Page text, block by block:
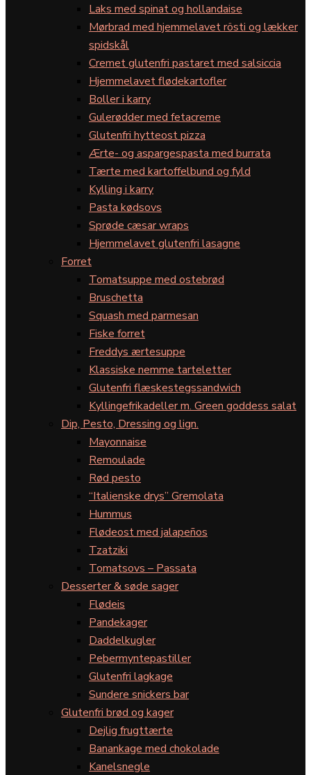
Laks med spinat og hollandaise
Mørbrad med hjemmelavet rösti og lækker
spidskål
Cremet glutenfri pastaret med salsiccia
Hjemmelavet flødekartofler
Boller i karry
Gulerødder med fetacreme
Glutenfri hytteost pizza
Ærte- og aspargespasta med burrata
Tærte med kartoffelbund og fyld
Kylling i karry
Pasta kødsovs
Sprøde cæsar wraps
Hjemmelavet glutenfri lasagne
Forret
Tomatsuppe med ostebrød
Bruschetta
Squash med parmesan
Fiske forret
Freddys ærtesuppe
Klassiske nemme tarteletter
Glutenfri flæskestegssandwich
Kyllingefrikadeller m. Green goddess salat
Dip, Pesto, Dressing og lign.
Mayonnaise
Remoulade
Rød pesto
“Italienske drys” Gremolata
Hummus
Flødeost med jalapeños
Tzatziki
Tomatsovs – Passata
Desserter & søde sager
Flødeis
Pandekager
Daddelkugler
Pebermyntepastiller
Glutenfri lagkage
Sundere snickers bar
Glutenfri brød og kager
Dejlig frugttærte
Banankage med chokolade
Kanelsnegle